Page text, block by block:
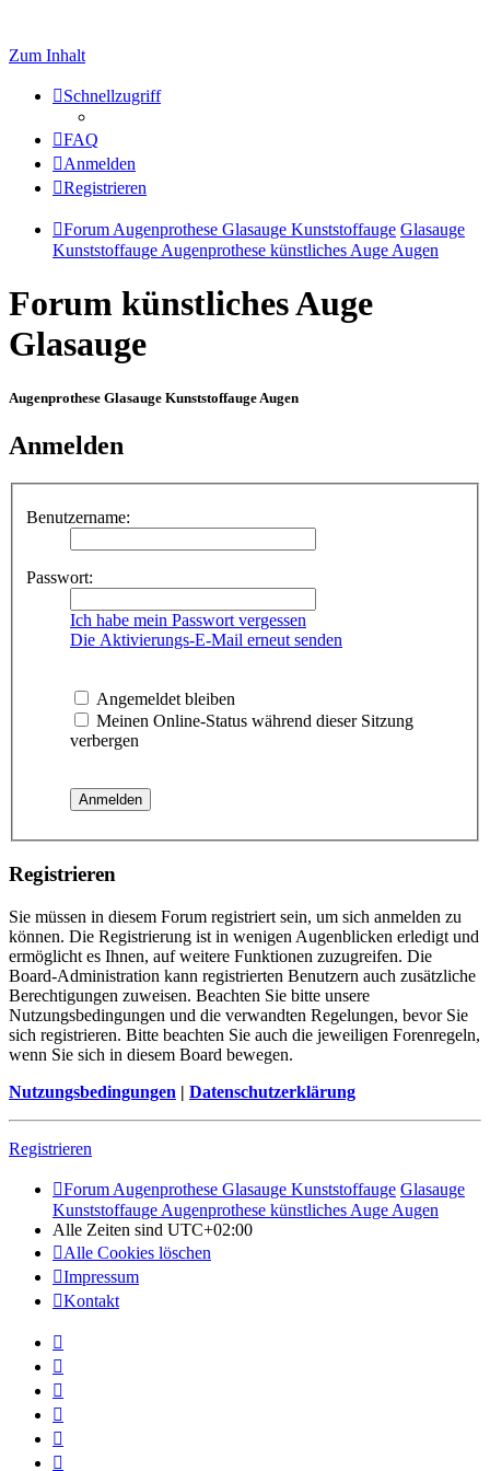
Zum Inhalt
Schnellzugriff
FAQ
Anmelden
Registrieren
Forum Augenprothese Glasauge Kunststoffauge Glasauge
Kunststoffauge Augenprothese künstliches Auge Augen
Forum künstliches Auge
Glasauge
Augenprothese Glasauge Kunststoffauge Augen
Anmelden
Benutzername:
Passwort:
Ich habe mein Passwort vergessen
Die Aktivierungs-E-Mail erneut senden
Angemeldet bleiben
Meinen Online-Status während dieser Sitzung
verbergen
Registrieren
Sie müssen in diesem Forum registriert sein, um sich anmelden zu
können. Die Registrierung ist in wenigen Augenblicken erledigt und
ermöglicht es Ihnen, auf weitere Funktionen zuzugreifen. Die
Board-Administration kann registrierten Benutzern auch zusätzliche
Berechtigungen zuweisen. Beachten Sie bitte unsere
Nutzungsbedingungen und die verwandten Regelungen, bevor Sie
sich registrieren. Bitte beachten Sie auch die jeweiligen Forenregeln,
wenn Sie sich in diesem Board bewegen.
Nutzungsbedingungen | Datenschutzerklärung
Registrieren
Forum Augenprothese Glasauge Kunststoffauge Glasauge
Kunststoffauge Augenprothese künstliches Auge Augen
Alle Zeiten sind UTC+02:00
Alle Cookies löschen
Impressum
Kontakt